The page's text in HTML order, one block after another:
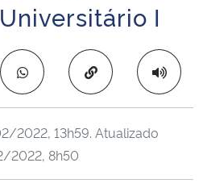
e Abastecimento
I
Copiar para área
2022, 13h59. Atualizado
2022, 8h50